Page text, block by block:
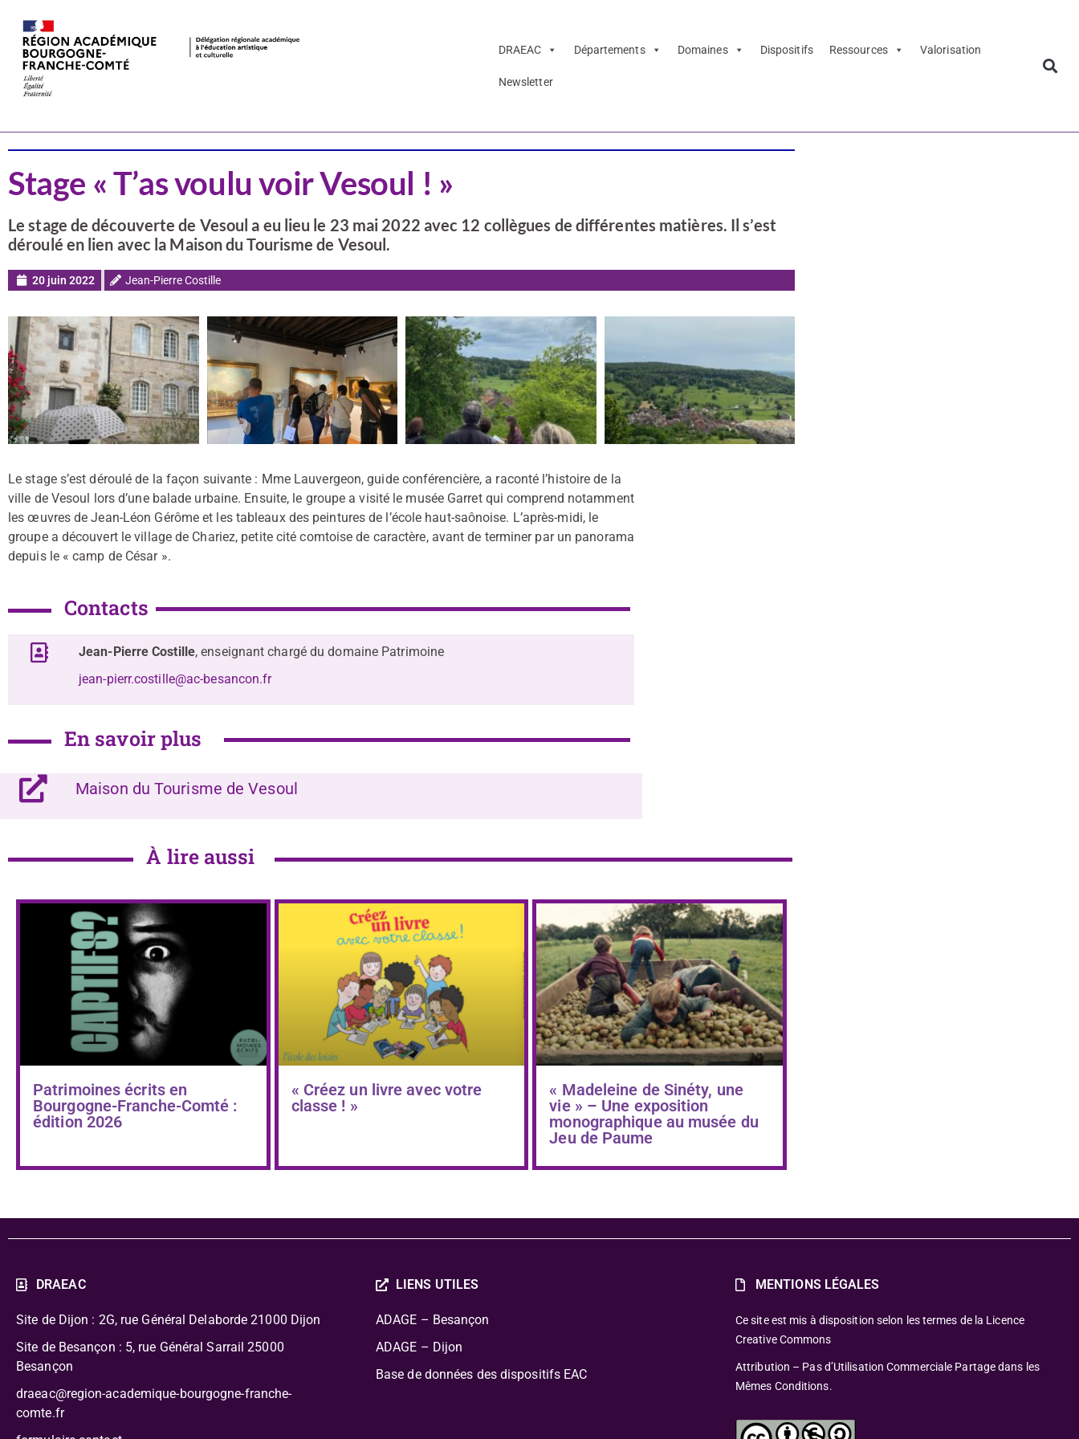
DRAEAC Départements Domaines Dispositifs Ressources Valorisation
Newsletter
Stage « T’as voulu voir Vesoul ! »
Le stage de découverte de Vesoul a eu lieu le 23 mai 2022 avec 12 collègues de différentes matières. Il s’est
déroulé en lien avec la Maison du Tourisme de Vesoul.
20 juin 2022 Jean-Pierre Costille
Le stage s’est déroulé de la façon suivante : Mme Lauvergeon, guide conférencière, a raconté l’histoire de la
ville de Vesoul lors d’une balade urbaine. Ensuite, le groupe a visité le musée Garret qui comprend notamment
les œuvres de Jean-Léon Gérôme et les tableaux des peintures de l’école haut-saônoise. L’après-midi, le
groupe a découvert le village de Chariez, petite cité comtoise de caractère, avant de terminer par un panorama
depuis le « camp de César ».
Contacts
Jean-Pierre Costille, enseignant chargé du domaine Patrimoine
jean-pierr.costille@ac-besancon.fr
En savoir plus
Maison du Tourisme de Vesoul
À lire aussi
Patrimoines écrits en
Bourgogne-Franche-Comté :
édition 2026
« Créez un livre avec votre
classe ! »
« Madeleine de Sinéty, une
vie » – Une exposition
monographique au musée du
Jeu de Paume
DRAEAC
Site de Dijon : 2G, rue Général Delaborde 21000 Dijon
Site de Besançon : 5, rue Général Sarrail 25000
Besançon
draeac@region-academique-bourgogne-franche-
comte.fr
LIENS UTILES
ADAGE – Besançon
ADAGE – Dijon
Base de données des dispositifs EAC
MENTIONS LÉGALES
Ce site est mis à disposition selon les termes de la Licence
Creative Commons
Attribution – Pas d’Utilisation Commerciale Partage dans les
Mêmes Conditions.